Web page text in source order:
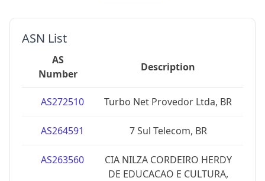
ASN List
AS
Number
Description
AS272510 Turbo Net Provedor Ltda, BR
AS264591 7 Sul Telecom, BR
AS263560
CIA NILZA CORDEIRO HERDY
DE EDUCACAO E CULTURA,